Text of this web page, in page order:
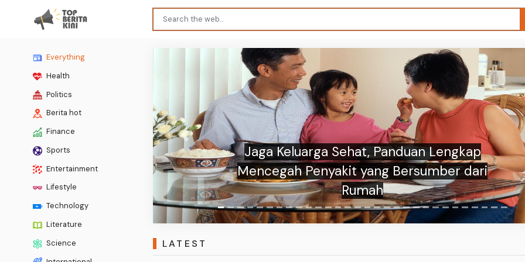
Everything
Health
Politics
Berita hot
Finance
Sports
Entertainment
Lifestyle
Technology
Literature
Science
Waspada! Penyakit yang Bersumber dari Rumah
Ini Bisa Mengintai Kesehatan Keluarga
Previous
LATEST